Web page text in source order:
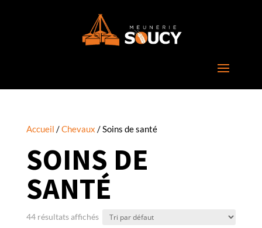
Accueil /Chevaux / Soins de santé
SOINS DE
SANTÉ
44 résultats affichés